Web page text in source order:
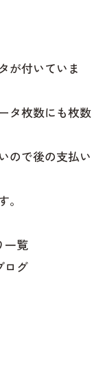
が付いていま
タ枚数にも枚数
ので後の支払い
一覧
ログ